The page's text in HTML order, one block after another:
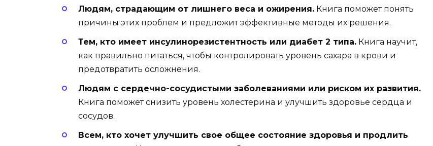
Людям, страдающим от лишнего веса и ожирения. Книга поможет понять
причины этих проблем и предложит эффективные методы их решения.
Тем, кто имеет инсулинорезистентность или диабет 2 типа. Книга научит,
как правильно питаться, чтобы контролировать уровень сахара в крови и
предотвратить осложнения.
Людям с сердечно-сосудистыми заболеваниями или риском их развития.
Книга поможет снизить уровень холестерина и улучшить здоровье сердца и
сосудов.
Всем, кто хочет улучшить свое общее состояние здоровья и продлить